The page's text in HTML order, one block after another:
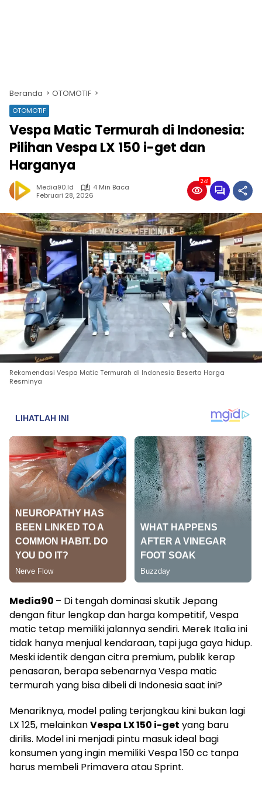
Beranda OTOMOTIF
OTOMOTIF
Vespa Matic Termurah di Indonesia:
Pilihan Vespa LX 150 i-get dan
Harganya
Media90.id
4 Min Baca
Februari 28, 2026
241
Rekomendasi Vespa Matic Termurah di Indonesia Beserta Harga
Resminya
Media90 – Di tengah dominasi skutik Jepang
dengan fitur lengkap dan harga kompetitif, Vespa
matic tetap memiliki jalannya sendiri. Merek Italia ini
tidak hanya menjual kendaraan, tapi juga gaya hidup.
Meski identik dengan citra premium, publik kerap
penasaran, berapa sebenarnya Vespa matic
termurah yang bisa dibeli di Indonesia saat ini?
Menariknya, model paling terjangkau kini bukan lagi
LX 125, melainkanVespa LX 150 i-get yang baru
dirilis. Model ini menjadi pintu masuk ideal bagi
konsumen yang ingin memiliki Vespa 150 cc tanpa
harus membeli Primavera atau Sprint.